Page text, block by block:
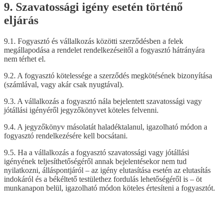
9. Szavatossági igény esetén történő
eljárás
9.1. Fogyasztó és vállalkozás közötti szerződésben a felek
megállapodása a rendelet rendelkezéseitől a fogyasztó hátrányára
nem térhet el.
9.2. A fogyasztó kötelessége a szerződés megkötésének bizonyítása
(számlával, vagy akár csak nyugtával).
9.3. A vállalkozás a fogyasztó nála bejelentett szavatossági vagy
jótállási igényéről jegyzőkönyvet köteles felvenni.
9.4. A jegyzőkönyv másolatát haladéktalanul, igazolható módon a
fogyasztó rendelkezésére kell bocsátani.
9.5. Ha a vállalkozás a fogyasztó szavatossági vagy jótállási
igényének teljesíthetőségéről annak bejelentésekor nem tud
nyilatkozni, álláspontjáról – az igény elutasítása esetén az elutasítás
indokáról és a békéltető testülethez fordulás lehetőségéről is – öt
munkanapon belül, igazolható módon köteles értesíteni a fogyasztót.